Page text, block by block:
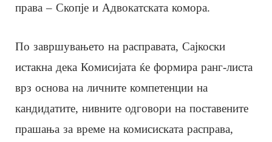
права – Скопје и Адвокатската комора.
По завршувањето на расправата, Сајкоски
истакна дека Комисијата ќе формира ранг-листа
врз основа на личните компетенции на
кандидатите, нивните одговори на поставените
прашања за време на комисиската расправа,